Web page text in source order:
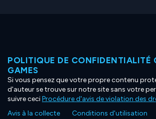
POLITIQUE DE CONFIDENTIALITÉ
GAMES
Si vous pensez que votre propre contenu
d'auteur se trouve sur notre site sans votre
suivre ceciProcédure d'avis de violation des
Avis à la collecte
Conditions d'utilisation